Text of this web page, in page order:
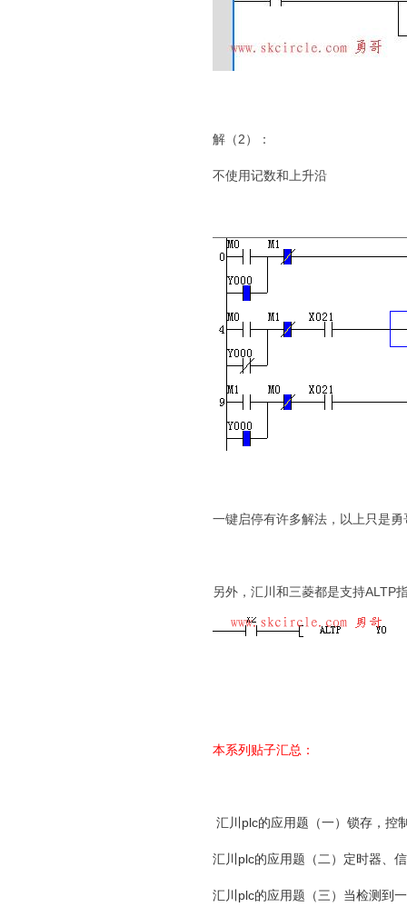
解（2）：
不使用记数和上升沿
一键启停有许多解法，以上只是
另外，汇川和三菱都是支持ALTP
本系列贴子汇总：
汇川plc的应用题（一）锁存，控
汇川plc的应用题（二）定时器、
汇川plc的应用题（三）当检测到